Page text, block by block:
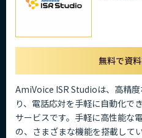
無料で資
AmiVoice ISR Studioは、高精
り、電話応対を手軽に自動化で
サービスです。手軽に高性能な
の、さまざまな機能を搭載して